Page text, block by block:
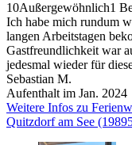
10Außergewöhnlich1
Ich habe mich rundum
langen Arbeitstagen
Gastfreundlichkeit war
jedesmal wieder für
Sebastian M.
Aufenthalt im Jan. 2024
Weitere Infos zu
Quitzdorf am See